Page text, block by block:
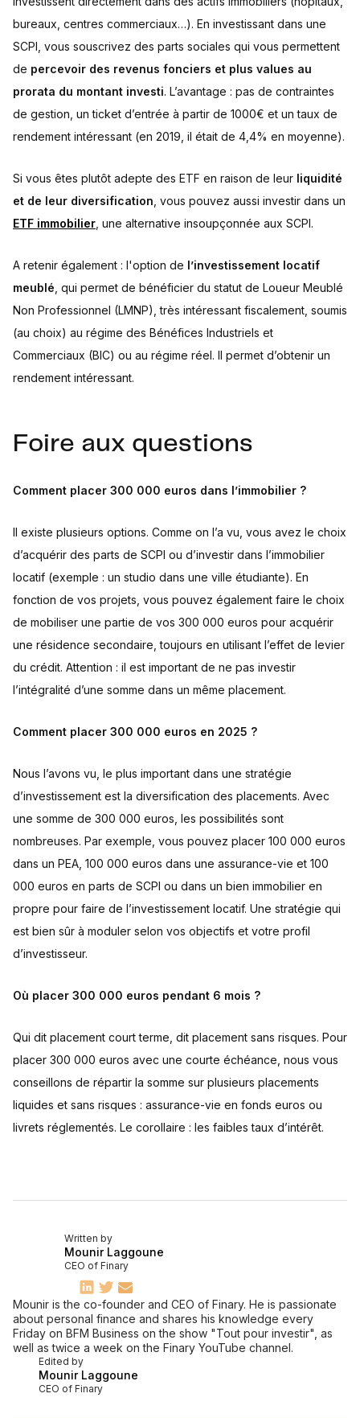
bureaux, centres commerciaux…). En investissant dans une
SCPI, vous souscrivez des parts sociales qui vous permettent
de percevoir des revenus fonciers et plus values au
prorata du montant investi. L’avantage : pas de contraintes
de gestion, un ticket d’entrée à partir de 1000€ et un taux de
rendement intéressant (en 2019, il était de 4,4% en moyenne).
Si vous êtes plutôt adepte des ETF en raison de leur liquidité
et de leur diversification , vous pouvez aussi investir dans un
ETF immobilier , une alternative insoupçonnée aux SCPI.
A retenir également : l'option de l’investissement locatif
meublé , qui permet de bénéficier du statut de Loueur Meublé
Non Professionnel (LMNP), très intéressant fiscalement, soumis
(au choix) au régime des Bénéfices Industriels et
Commerciaux (BIC) ou au régime réel. Il permet d’obtenir un
rendement intéressant.
Foire aux questions
Comment placer 300 000 euros dans l’immobilier ?
Il existe plusieurs options. Comme on l’a vu, vous avez le choix
d’acquérir des parts de SCPI ou d’investir dans l’immobilier
locatif (exemple : un studio dans une ville étudiante). En
fonction de vos projets, vous pouvez également faire le choix
de mobiliser une partie de vos 300 000 euros pour acquérir
une résidence secondaire, toujours en utilisant l’effet de levier
du crédit. Attention : il est important de ne pas investir
l’intégralité d’une somme dans un même placement.
Comment placer 300 000 euros en 2025 ?
Nous l’avons vu, le plus important dans une stratégie
d’investissement est la diversification des placements. Avec
une somme de 300 000 euros, les possibilités sont
nombreuses. Par exemple, vous pouvez placer 100 000 euros
dans un PEA, 100 000 euros dans une assurance-vie et 100
000 euros en parts de SCPI ou dans un bien immobilier en
propre pour faire de l’investissement locatif. Une stratégie qui
est bien sûr à moduler selon vos objectifs et votre profil
d’investisseur.
Où placer 300 000 euros pendant 6 mois ?
Qui dit placement court terme, dit placement sans risques. Pour
placer 300 000 euros avec une courte échéance, nous vous
conseillons de répartir la somme sur plusieurs placements
liquides et sans risques : assurance-vie en fonds euros ou
livrets réglementés. Le corollaire : les faibles taux d’intérêt.
Edited by
Mounir Laggoune
CEO of Finary
Written by
Mounir Laggoune
CEO of Finary
Mounir is the co-founder and CEO of Finary. He is passionate
about personal finance and shares his knowledge every
Friday on BFM Business on the show "Tout pour investir", as
well as twice a week on the Finary YouTube channel.